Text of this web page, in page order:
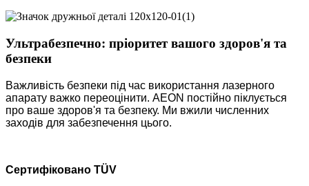
Ультрабезпечно: пріоритет вашого здоров'я та
безпеки
Важливість безпеки під час використання лазерного
апарату важко переоцінити. AEON постійно піклується
про ваше здоров'я та безпеку. Ми вжили численних
заходів для забезпечення цього.
Сертифіковано TÜV